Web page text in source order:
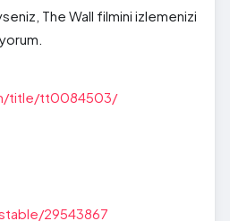
The Wall filmini izlemenizi
title/tt0084503/
29543867